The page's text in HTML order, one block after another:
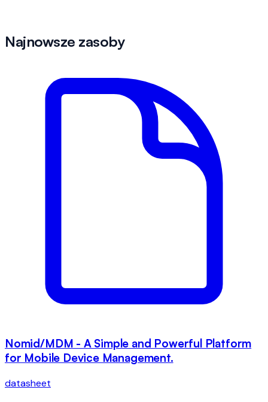
Najnowsze zasoby
Nomid/MDM - A Simple and Powerful Platform
for Mobile Device Management.
datasheet